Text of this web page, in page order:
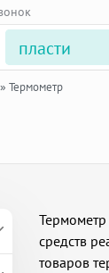
» Термометр
средств
товаров